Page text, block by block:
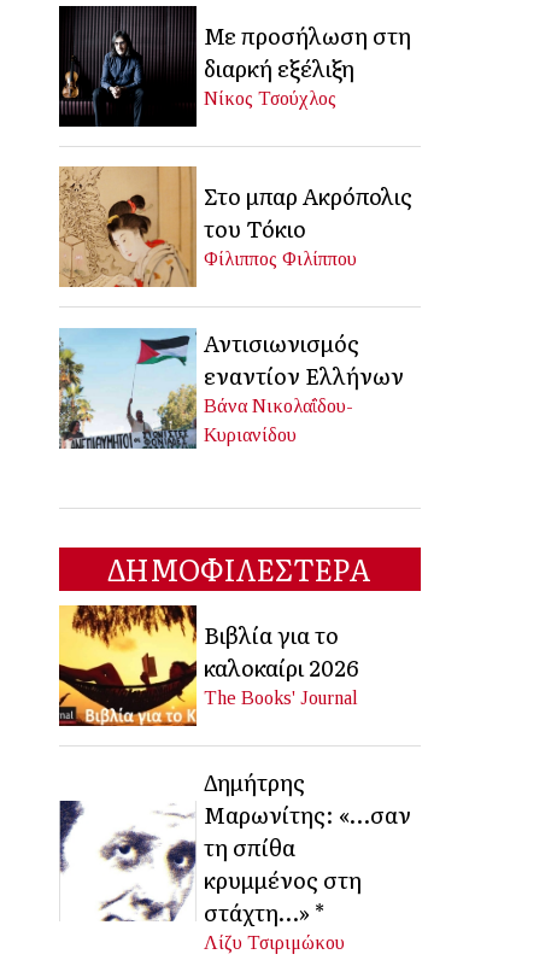
Με προσήλωση στη
διαρκή εξέλιξη
Νίκος Τσούχλος
Στο μπαρ Ακρόπολις
του Τόκιο
Φίλιππος Φιλίππου
Αντισιωνισμός
εναντίον Ελλήνων
Βάνα Νικολαΐδου-
Κυριανίδου
ΔΗΜΟΦΙΛΕΣΤΕΡΑ
Βιβλία για το
καλοκαίρι 2026
The Books' Journal
Δημήτρης
Μαρωνίτης: «…σαν
τη σπίθα
κρυμμένος στη
στάχτη…» *
Λίζυ Τσιριμώκου